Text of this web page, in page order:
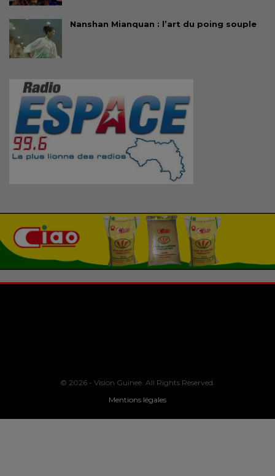
Nanshan Mianquan : l’art du poing souple
© 2026 - Vision Guinee. All Rights Reserved.
Mentions légales